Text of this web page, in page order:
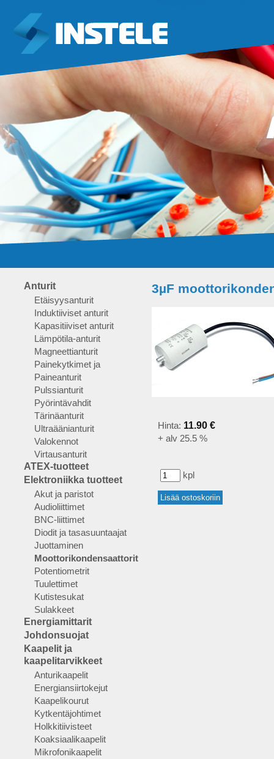
Anturit
Etäisyysanturit
Induktiiviset anturit
Kapasitiiviset anturit
Lämpötila-anturit
Magneettianturit
Painekytkimet ja
Paineanturit
Pulssianturit
Pyörintävahdit
Tärinäanturit
Ultraäänianturit
Valokennot
Virtausanturit
ATEX-tuotteet
Elektroniikka tuotteet
Akut ja paristot
Audioliittimet
BNC-liittimet
Diodit ja tasasuuntaajat
Juottaminen
Moottorikondensaattorit
Potentiometrit
Tuulettimet
Kutistesukat
Sulakkeet
Energiamittarit
Johdonsuojat
Kaapelit ja
kaapelitarvikkeet
Anturikaapelit
Energiansiirtokejut
Kaapelikourut
Kytkentäjohtimet
Holkkitiivisteet
Koaksiaalikaapelit
Mikrofonikaapelit
3µF
Hinta: 11.90 €
+ alv 25.5 %
kpl